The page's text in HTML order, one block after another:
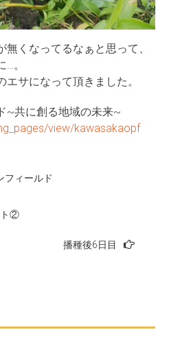
くなってるなぁと思って、
。
サになって頂きました。
~共に創る地域の未来~
view/kawasakaopf
フィールド
ト②
播種後6日目